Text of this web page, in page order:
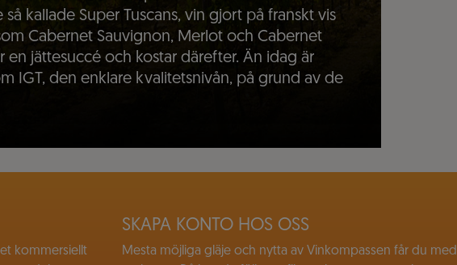
kallade Super Tuscans, vin gjort på franskt vis
Cabernet Sauvignon, Merlot och Cabernet
en jättesuccé och kostar därefter. Än idag är
IGT, den enklare kvalitetsnivån, på grund av de
kommersiellt
SKAPA KONTO HOS OSS
Mesta möjliga gläje och nytta av Vinkompassen får du med